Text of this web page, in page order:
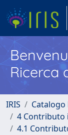
Ricerca
IRIS
Catalogo
4 Contributo
4.1